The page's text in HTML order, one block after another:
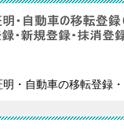
明・自動車の移転登録